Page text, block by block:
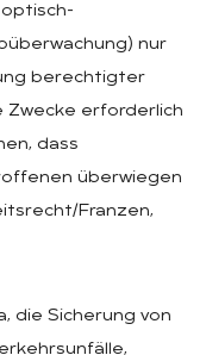
nur
berechtigter
erforderlich
dass
überwiegen
Franzen,
die Sicherung von